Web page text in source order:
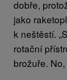
dobře,
jako
k neštěstí.
rotační
brožuře.